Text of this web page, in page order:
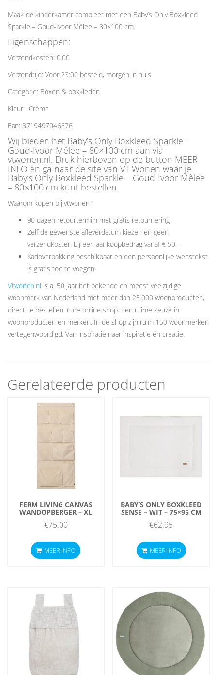
Maak de kinderkamer compleet met een Baby’s Only Boxkleed
Sparkle – Goud-Ivoor Mêlee – 80×100 cm.
Eigenschappen:
Verzendkosten: 0.00
Verzendtijd: Voor 23:00 besteld, morgen in huis
Categorie: Boxen & boxkleden
Kleur: Crème
Ean: 8719497046676
Wij bieden het Baby’s Only Boxkleed Sparkle –
Goud-Ivoor Mêlee – 80×100 cm aan via
vtwonen.nl. Druk hierboven op de button MEER
INFO en ga naar de site van VT Wonen waar je
Baby’s Only Boxkleed Sparkle – Goud-Ivoor Mêlee
– 80×100 cm kunt bestellen.
Waarom kopen bij vtwonen?
90 dagen retourtermijn met gratis retournering
Zelf de gewenste afleverdatum kiezen en geen
verzendkosten bij een aankoopbedrag vanaf € 50,-
Kadoverpakking beschikbaar en een persoonlijke wenstekst
is gratis toe te voegen
Vtwonen.nl is al 50 jaar het bekende en meest veelzijdige
woonmerk van Nederland met meer dan 25.000 woonproducten,
direct te bestellen in de online shop. Een ruime keuze in
woonproducten en merken. In de shop zijn ruim 150 woonmerken
vertegenwoordigd. Van inspiratie naar inspiratie én creatie.
Gerelateerde producten
FERM LIVING CANVAS
WANDOPBERGER – XL
€75.00
MEER INFO
BABY’S ONLY BOXKLEED
SENSE – WIT – 75×95 CM
€62.95
MEER INFO